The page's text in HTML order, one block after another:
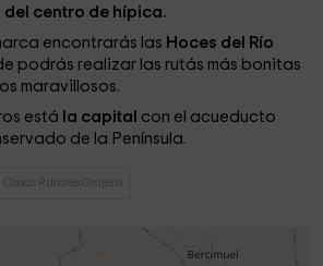
del centro de hípica.
encontrarás las Hoces del Río
podrás realizar las rutás más bonitas
maravillosos.
está la capital con el acueducto
de la Península.
Casas Rurales Grajera